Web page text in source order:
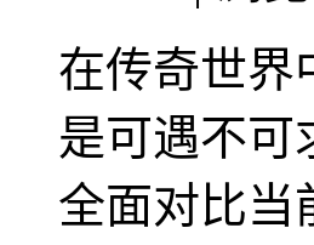
在传奇世界
是可遇不可
全面对比当